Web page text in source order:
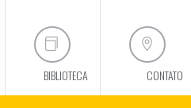
BIBLIOTECA CONTATO